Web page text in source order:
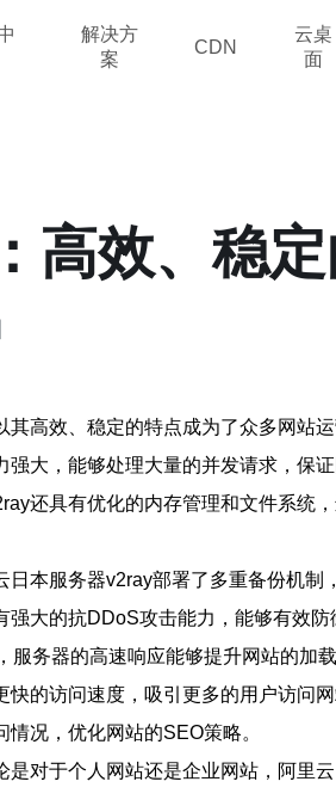
解决方
案
CDN
云桌
面
高效、稳
高效、稳定的特点成为了众多网站运
大，能够处理大量的并发请求，保
还具有优化的内存管理和文件系统
本服务器v2ray部署了多重备份机制
大的抗DDoS攻击能力，能够有效防
务器的高速响应能够提升网站的加
的访问速度，吸引更多的用户访问
况，优化网站的SEO策略。
对于个人网站还是企业网站，阿里